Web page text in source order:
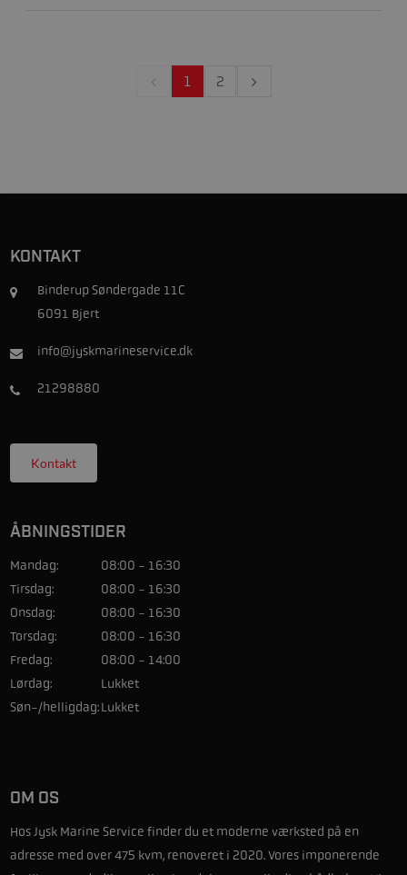
1 2
KONTAKT
Binderup Søndergade 11C
6091 Bjert
info@jyskmarineservice.dk
21298880
Kontakt
ÅBNINGSTIDER
Mandag:
08:00 - 16:30
Tirsdag:
08:00 - 16:30
Onsdag:
08:00 - 16:30
Torsdag:
08:00 - 16:30
Fredag:
08:00 - 14:00
Lørdag:
Lukket
Søn-/helligdag:Lukket
OM OS
Hos Jysk Marine Service finder du et moderne værksted på en
adresse med over 475 kvm, renoveret i 2020. Vores imponerende